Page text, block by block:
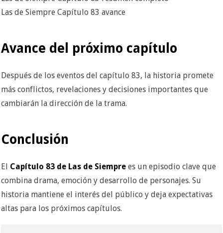
Las de Siempre Capítulo 83 avance
Avance del próximo capítulo
Después de los eventos del capítulo 83, la historia promete
más conflictos, revelaciones y decisiones importantes que
cambiarán la dirección de la trama.
Conclusión
El Capítulo 83 de Las de Siempre es un episodio clave que
combina drama, emoción y desarrollo de personajes. Su
historia mantiene el interés del público y deja expectativas
altas para los próximos capítulos.